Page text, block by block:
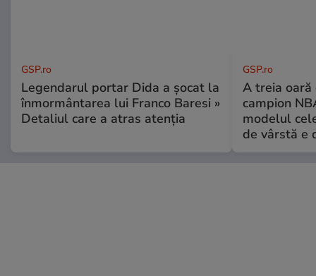
GSP.ro
Legendarul portar Dida a șocat la
înmormântarea lui Franco Baresi »
Detaliul care a atras atenția
GSP.ro
A treia oară
campion
modelul
de vârstă e